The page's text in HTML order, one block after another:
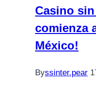
in
the
Casino
comienza
México!
Byssinter.pear